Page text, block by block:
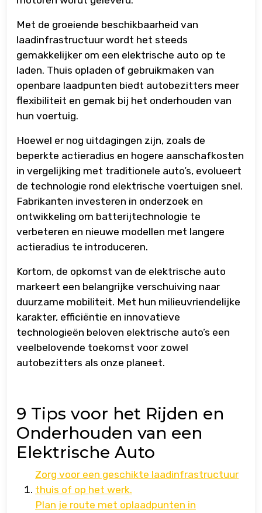
Met de groeiende beschikbaarheid van
laadinfrastructuur wordt het steeds
gemakkelijker om een elektrische auto op te
laden. Thuis opladen of gebruikmaken van
openbare laadpunten biedt autobezitters meer
flexibiliteit en gemak bij het onderhouden van
hun voertuig.
Hoewel er nog uitdagingen zijn, zoals de
beperkte actieradius en hogere aanschafkosten
in vergelijking met traditionele auto’s, evolueert
de technologie rond elektrische voertuigen snel.
Fabrikanten investeren in onderzoek en
ontwikkeling om batterijtechnologie te
verbeteren en nieuwe modellen met langere
actieradius te introduceren.
Kortom, de opkomst van de elektrische auto
markeert een belangrijke verschuiving naar
duurzame mobiliteit. Met hun milieuvriendelijke
karakter, efficiëntie en innovatieve
technologieën beloven elektrische auto’s een
veelbelovende toekomst voor zowel
autobezitters als onze planeet.
9 Tips voor het Rijden en
Onderhouden van een
Elektrische Auto
Zorg voor een geschikte laadinfrastructuur
thuis of op het werk.
Plan je route met oplaadpunten in